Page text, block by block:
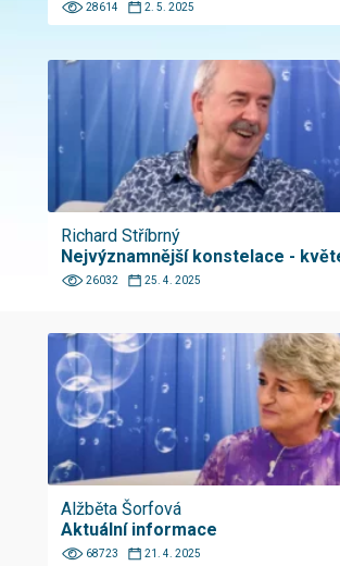
28614 2. 5. 2025
Richard Stříbrný
Nejvýznamnější konstelace -
26032 25. 4. 2025
Alžběta Šorfová
Aktuální informace
68723 21. 4. 2025